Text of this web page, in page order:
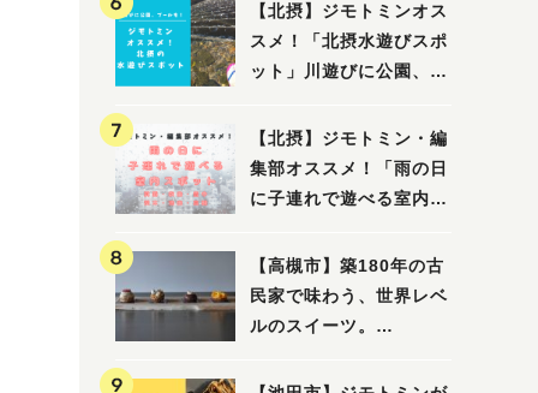
【北摂】ジモトミンオス
スメ！「北摂水遊びスポ
ット」川遊びに公園、プ
吹田・茨木・高槻）
【北摂】ジモトミン・編
集部オススメ！「雨の日
に子連れで遊べる室内ス
箕面・吹田・豊中・茨
木・池田）
【高槻市】築180年の古
民家で味わう、世界レベ
ルのスイーツ。
月3日にオープン！（教